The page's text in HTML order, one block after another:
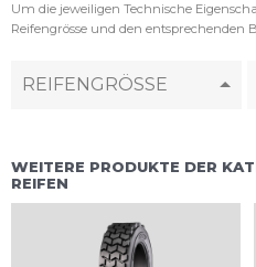
Um die jeweiligen Technische
Reifengrösse und den entsprechenden
REIFENGRÖSSE
WEITERE PRODUKTE DER
REIFEN